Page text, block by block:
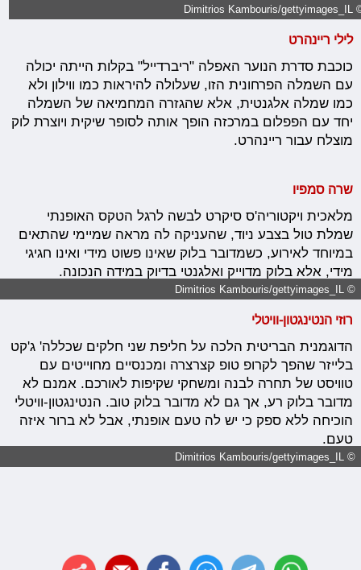
© Dimitrios
לילי ריינהרט
כוכבת סדרת הנוער האפלה "ריברדייל" בקלות הייתה יכולה
עם השמלה הפרחונית הזו, שעלולה להיראות כמו ווילון ולא
כמו שמלה אלגנטית, אלא שהגזרה המחמיאה של השמלה
יחד עם הפפלום במרכזה הופך אותה לסופר שיקית ויוצרת לוק
מוצלח עבור ריינהרט.
שרה סמפיו
מלאכית ויקטוריה'ס סיקרט לבשה לרגל הטקס האופנתי
שמלת טול בצבע ניוד, שהעניקה לה מראה שמיימי שהתאים
במיוחד לאירוע, כשמדובר בלוק שאינו פשוט מידי ואינו חגיגי
מידי, אלא בלוק מדוייק ואלגנטי בדיוק במידה הנכונה.
© Dimitrios Kambouris/gettyimages_IL
רוזי הנטינגטון-וויטלי
הדוגמנית הבריטית הלכה על חליפת שני חלקים שכללה' ג'קט
בלייזר שהפך לקרופ טופ קצרצרה ומכנסיים מחוייטים עם
טוויסט של תחרה לבנה ומשחקי שקיפות לאורכם. אמנם לא
מדובר בלוק רע, אך גם לא מדובר בלוק טוב. הנטינגטון-וויטלי
הוכיחה ללא ספק כי יש לה טעם אופנתי, אבל לא ברור איזה
טעם.
© Dimitrios Kambouris/gettyimages_IL